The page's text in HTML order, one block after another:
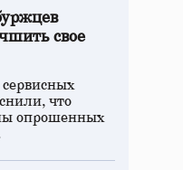
свое
что
опрошенных